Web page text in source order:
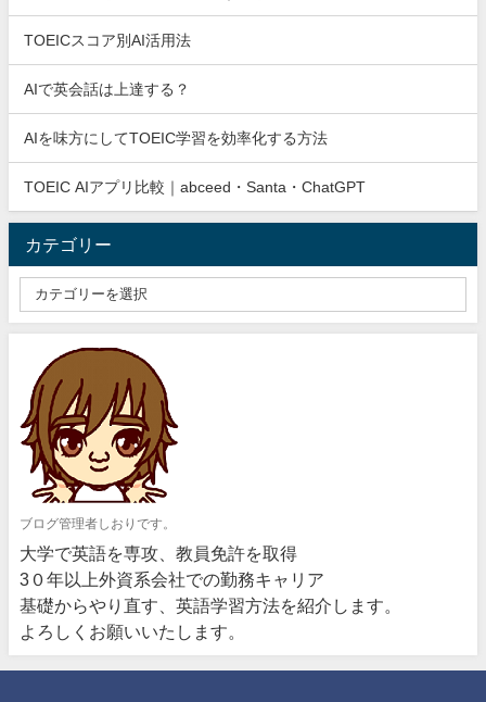
TOEICスコア別AI活用法
AIで英会話は上達する？
AIを味方にしてTOEIC学習を効率化する方法
TOEIC AIアプリ比較｜abceed・Santa・ChatGPT
カテゴリー
ブログ管理者しおりです。
大学で英語を専攻、教員免許を取得
3０年以上外資系会社での勤務キャリア
基礎からやり直す、英語学習方法を紹介します。
よろしくお願いいたします。